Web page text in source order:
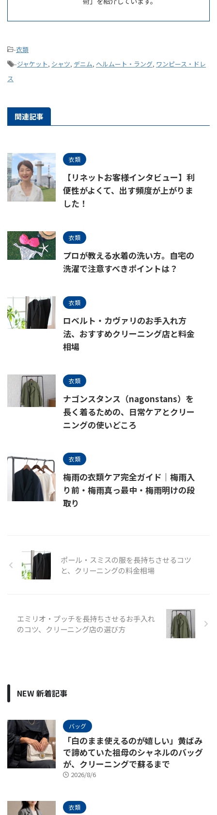
-衣類
-ジャケット, シャツ, デニム, ヘルムート・ラング, ワンピース・ドレ
ス
関連記事
衣類
【リネットお客様インタビュー】利
便性がよくて、出す頻度が上がりま
した！
衣類
プロが教える水着の洗い方。自宅の
洗濯で注意すべきポイントは？
衣類
ロベルト・カヴァリのお手入れ方
法、おすすめクリーニング店と料金
相場
衣類
ナゴンスタンス（nagonstans）を
長く着るための、日常ケアとクリー
ニングの使いどころ
衣類
梅雨の衣類ケア完全ガイド｜梅雨入
り前・梅雨真っ最中・梅雨明けの段
取り
ポール・スミスの服を長持ちさせるコツ
と、クリーニングの料金相場
エミリオ・プッチを長持ちさせるお手入れ
のコツ、クリーニング店の選び方
NEW 新着記事
バッグ
「白のまま使えるのが嬉しい」黄ばみ
で諦めていた祖母のシャネルのバッグ
が、クリーニングで蘇るまで
2026/8/6
衣類